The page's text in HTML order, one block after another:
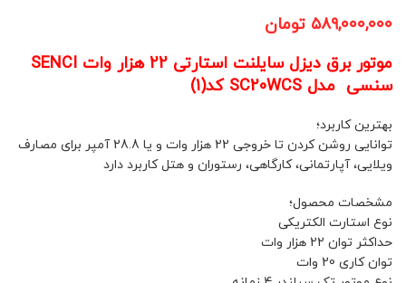
۵۸۹,۰۰۰,۰۰۰ تومان
موتور برق دیزل سایلنت استارتی 22 هزار وات SENCI
سنسی مدل SC20WCS کد(1)
بهترین کاربرد؛
توانایی روشن کردن تا خروجی 22 هزار وات و یا 28.8 آمپر برای مصارف
ویلایی، آپارتمانی، کارگاهی، رستوران و هتل کاربرد دارد
مشخصات محصول؛
نوع استارت الکتریکی
حداکثر توان 22 هزار وات
توان کاری 20 وات